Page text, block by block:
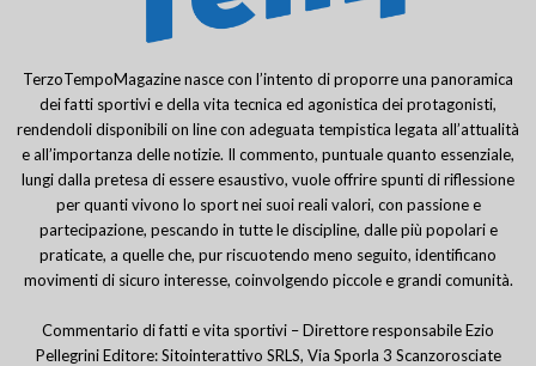
TerzoTempoMagazine nasce con l’intento di proporre una panoramica
dei fatti sportivi e della vita tecnica ed agonistica dei protagonisti,
rendendoli disponibili on line con adeguata tempistica legata all’attualità
e all’importanza delle notizie. Il commento, puntuale quanto essenziale,
lungi dalla pretesa di essere esaustivo, vuole offrire spunti di riflessione
per quanti vivono lo sport nei suoi reali valori, con passione e
partecipazione, pescando in tutte le discipline, dalle più popolari e
praticate, a quelle che, pur riscuotendo meno seguito, identificano
movimenti di sicuro interesse, coinvolgendo piccole e grandi comunità.
Commentario di fatti e vita sportivi – Direttore responsabile Ezio
Pellegrini Editore: Sitointerattivo SRLS, Via Sporla 3 Scanzorosciate